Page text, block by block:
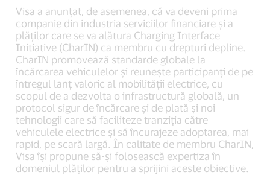
Visa a anunțat, de asemenea, că va deveni prima
companie din industria serviciilor financiare și a
plăților care se va alătura Charging Interface
Initiative (CharIN) ca membru cu drepturi depline.
CharIN promovează standarde globale la
încărcarea vehiculelor și reunește participanți de pe
întregul lanț valoric al mobilității electrice, cu
scopul de a dezvolta o infrastructură globală, un
protocol sigur de încărcare și de plată și noi
tehnologii care să faciliteze tranziția către
vehiculele electrice și să încurajeze adoptarea, mai
rapid, pe scară largă. În calitate de membru CharIN,
Visa își propune să-și folosească expertiza în
domeniul plăților pentru a sprijini aceste obiective.